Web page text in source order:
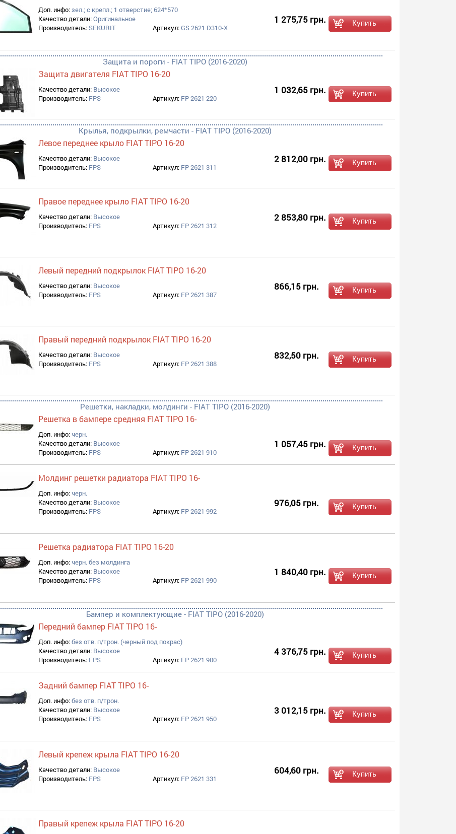
Доп. инфо:зел.; с крепл.; 1 отверстие; 624*570
Качество детали:Оригинальное
Производитель:SEKURIT Артикул:GS 2621 D310-X
1 275,75 грн.
Защита и пороги - FIAT TIPO (2016-2020)
Защита двигателя FIAT TIPO 16-20
Качество детали: Высокое
Производитель: FPS Артикул: FP 2621 220
1 032,65 грн.
Крылья, подкрылки, ремчасти - FIAT TIPO (2016-2020)
Левое переднее крыло FIAT TIPO 16-20
Качество детали: Высокое
Производитель: FPS Артикул: FP 2621 311
2 812,00 грн.
Правое переднее крыло FIAT TIPO 16-20
Качество детали: Высокое
Производитель: FPS Артикул: FP 2621 312
2 853,80 грн.
Левый передний подкрылок FIAT TIPO 16-20
Качество детали: Высокое
Производитель: FPS Артикул: FP 2621 387
866,15 грн.
Правый передний подкрылок FIAT TIPO 16-20
Качество детали: Высокое
Производитель: FPS Артикул: FP 2621 388
832,50 грн.
Решетки, накладки, молдинги - FIAT TIPO (2016-2020)
Решетка в бампере средняя FIAT TIPO 16-
Доп. инфо:черн.
Качество детали: Высокое
Производитель: FPS Артикул: FP 2621 910
1 057,45 грн.
Молдинг решетки радиатора FIAT TIPO 16-
Доп. инфо:черн.
Качество детали: Высокое
Производитель: FPS Артикул: FP 2621 992
976,05 грн.
Решетка радиатора FIAT TIPO 16-20
Доп. инфо:черн. без молдинга
Качество детали: Высокое
Производитель: FPS Артикул: FP 2621 990
1 840,40 грн.
Бампер и комплектующие - FIAT TIPO (2016-2020)
Передний бампер FIAT TIPO 16-
Доп. инфо:без отв. п/трон. (черный под покрас)
Качество детали: Высокое
Производитель: FPS Артикул: FP 2621 900
4 376,75 грн.
Задний бампер FIAT TIPO 16-
Доп. инфо:без отв. п/трон.
Качество детали: Высокое
Производитель: FPS Артикул: FP 2621 950
3 012,15 грн.
Левый крепеж крыла FIAT TIPO 16-20
Качество детали: Высокое
Производитель: FPS Артикул: FP 2621 331
604,60 грн.
Правый крепеж крыла FIAT TIPO 16-20